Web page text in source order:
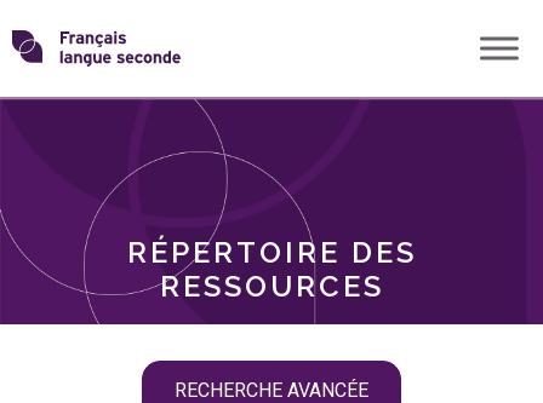
Skip
toTransformons
langue
RÉPERTOIRE DES
RESSOURCES
RECHERCHE AVANCÉE
THÈMES